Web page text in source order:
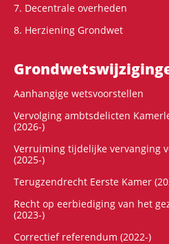
7. Decentrale overheden
8. Herziening Grondwet
Aanhangige wetsvoorstellen
Vervolging ambtsdelicten
(2026-)
Verruiming tijdelijke vervanging
(2025-)
Terugzendrecht Eerste Kamer
Recht op eerbiediging van het
(2023-)
Correctief referendum (2022-)